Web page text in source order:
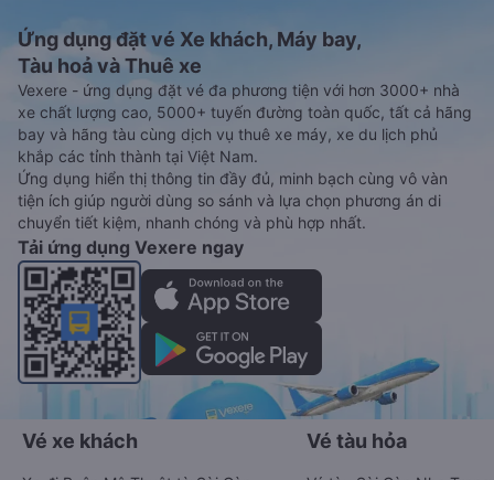
Ứng dụng đặt vé Xe khách, Máy bay,
Tàu hoả và Thuê xe
Vexere - ứng dụng đặt vé đa phương tiện với hơn 3000+ nhà
xe chất lượng cao, 5000+ tuyến đường toàn quốc, tất cả hãng
bay và hãng tàu cùng dịch vụ thuê xe máy, xe du lịch phủ
khắp các tỉnh thành tại Việt Nam.
Ứng dụng hiển thị thông tin đầy đủ, minh bạch cùng vô vàn
tiện ích giúp người dùng so sánh và lựa chọn phương án di
chuyển tiết kiệm, nhanh chóng và phù hợp nhất.
Tải ứng dụng Vexere ngay
Vé xe khách Vé tàu hỏa